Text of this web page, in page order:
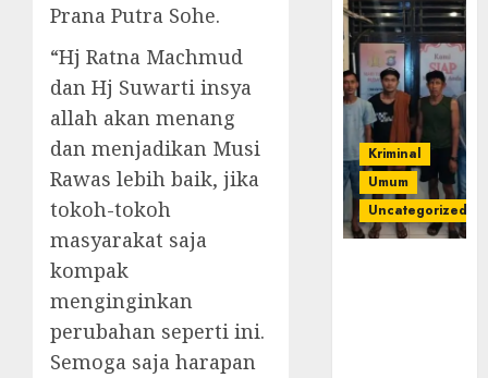
Prana Putra Sohe.
“Hj Ratna Machmud
dan Hj Suwarti insya
allah akan menang
dan menjadikan Musi
Rawas lebih baik, jika
tokoh-tokoh
masyarakat saja
kompak
menginginkan
perubahan seperti ini.
Semoga saja harapan
Kriminal
Umum
Uncategorized